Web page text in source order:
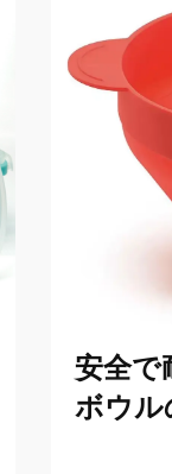
安全で
ボウル